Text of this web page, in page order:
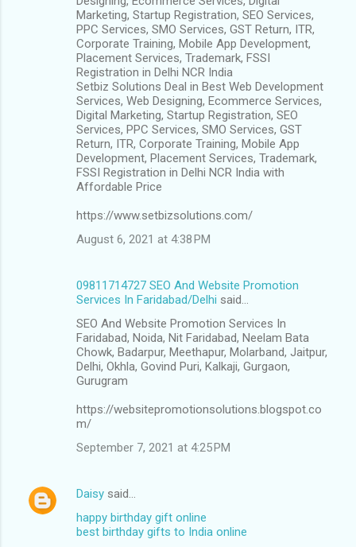
Marketing, Startup Registration, SEO Services,
PPC Services, SMO Services, GST Return, ITR,
Corporate Training, Mobile App Development,
Placement Services, Trademark, FSSI
Registration in Delhi NCR India
Setbiz Solutions Deal in Best Web Development
Services, Web Designing, Ecommerce Services,
Digital Marketing, Startup Registration, SEO
Services, PPC Services, SMO Services, GST
Return, ITR, Corporate Training, Mobile App
Development, Placement Services, Trademark,
FSSI Registration in Delhi NCR India with
Affordable Price
https://www.setbizsolutions.com/
August 6, 2021 at 4:38 PM
09811714727 SEO And Website Promotion
Services In Faridabad/Delhi said…
SEO And Website Promotion Services In
Faridabad, Noida, Nit Faridabad, Neelam Bata
Chowk, Badarpur, Meethapur, Molarband, Jaitpur,
Delhi, Okhla, Govind Puri, Kalkaji, Gurgaon,
Gurugram
https://websitepromotionsolutions.blogspot.co
m/
September 7, 2021 at 4:25 PM
Daisy said…
happy birthday gift online
best birthday gifts to India online